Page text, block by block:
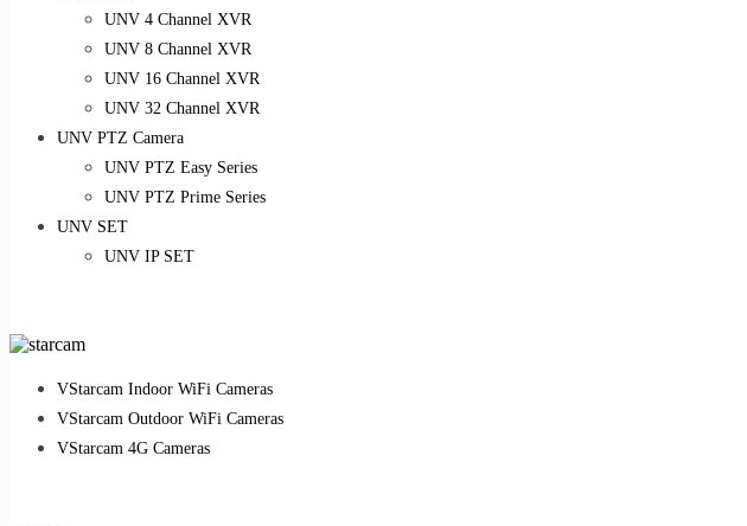
UNV 4 Channel XVR
UNV 8 Channel XVR
UNV 16 Channel XVR
UNV 32 Channel XVR
UNV PTZ Camera
UNV PTZ Easy Series
UNV PTZ Prime Series
UNV SET
UNV IP SET
VStarcam Indoor WiFi Cameras
VStarcam Outdoor WiFi Cameras
VStarcam 4G Cameras